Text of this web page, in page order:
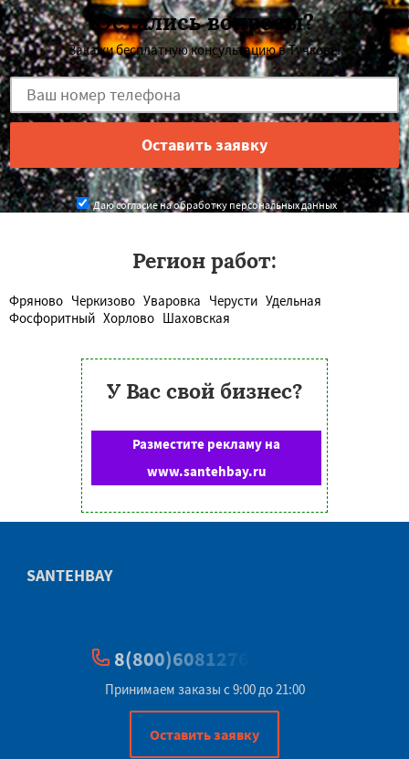
Остались вопросы?
Закажи бесплатную консультацию в Тучкове!
Даю согласие на обработку персональных данных
Регион работ:
Фряново Черкизово Уваровка Черусти Удельная
Фосфоритный Хорлово Шаховская
У Вас свой бизнес?
Разместите рекламу на
www.santehbay.ru
SANTEHBAY
8(800)6081276
Принимаем заказы с 9:00 до 21:00
Оставить заявку